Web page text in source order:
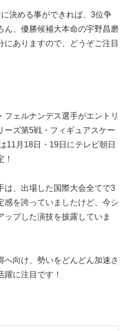
決める事ができれば、3位争
ん、優勝候補大本命の宇野昌磨
にありますので、どうぞご注目
フェルナンデス選手がエントリ
ーズ第5戦・フィギュアスケー
11月18日・19日にテレビ朝日
は、出場した国際大会全てで3
感を誇っていましたけど、今シ
ップした演技を披露していま
へ向け、勢いをどんどん加速さ
に注目です！